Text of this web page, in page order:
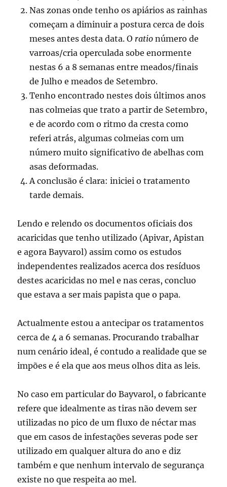
Nas zonas onde tenho os apiários as rainhas
começam a diminuir a postura cerca de dois
meses antes desta data. O ratio número de
varroas/cria operculada sobe enormente
nestas 6 a 8 semanas entre meados/finais
de Julho e meados de Setembro.
Tenho encontrado nestes dois últimos anos
nas colmeias que trato a partir de Setembro,
e de acordo com o ritmo da cresta como
referi atrás, algumas colmeias com um
número muito significativo de abelhas com
asas deformadas.
A conclusão é clara: iniciei o tratamento
tarde demais.
Lendo e relendo os documentos oficiais dos
acaricidas que tenho utilizado (Apivar, Apistan
e agora Bayvarol) assim como os estudos
independentes realizados acerca dos resíduos
destes acaricidas no mel e nas ceras, concluo
que estava a ser mais papista que o papa.
Actualmente estou a antecipar os tratamentos
cerca de 4 a 6 semanas. Procurando trabalhar
num cenário ideal, é contudo a realidade que se
impões e é ela que aos meus olhos dita as leis.
No caso em particular do Bayvarol, o fabricante
refere que idealmente as tiras não devem ser
utilizadas no pico de um fluxo de néctar mas
que em casos de infestações severas pode ser
utilizado em qualquer altura do ano e diz
também e que nenhum intervalo de segurança
existe no que respeita ao mel.